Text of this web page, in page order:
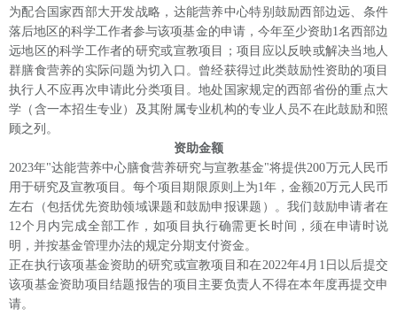
为配合国家西部大开发战略，达能营养中心特别鼓励西部边远、条件
落后地区的科学工作者参与该项基金的申请， 今年至少资助1名 西部边
远地区的科学工作者的研究或宣教项目 ；项目应以反映或解决当地人
群膳食营养的实际问题 为切入口 。 曾经获得过此类鼓励性资助的项目
执行人不应再次申请此分类项目。地处国家规定的西部省份的重点大
学（含一本招生专业）及其附属专业机构的专业人员不在此鼓励和照
顾之列。
资助金额
2023年"达能营养中心膳食营养研究与宣教基金"将提供200万元人民币
用于研究及宣教项目。每个项目期限原则上为1年， 金额20万元人民币
左右 （包括优先资助领域课题和鼓励申报课题） 。我们 鼓励申请者在
12个月内完成全部工作，如项目执行确需更长时间，须在申请时说
明 ， 并按基金管理办法的规定分期支付资金。
正在执行该项基金资助的研究或宣教项目和在2022年4月 1日以后提交
该项基金资助项目结题报告的项目主要负责人 不得在本年度再提交申
请。